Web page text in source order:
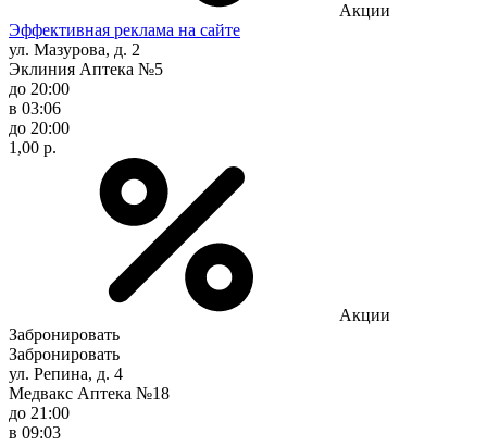
Акции
Эффективная реклама на сайте
ул. Мазурова, д. 2
Эклиния Аптека №5
до 20:00
в 03:06
до 20:00
1,00 р.
Акции
Забронировать
Забронировать
ул. Репина, д. 4
Медвакс Аптека №18
до 21:00
в 09:03